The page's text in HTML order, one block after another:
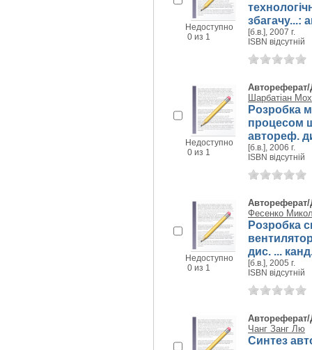
Недоступно
0 из 1
збагачу...:
[б.в.], 2007 г.
ISBN відсутній
Недоступно
0 из 1
Автореферат/
Шарбатіан
Розробка
процесом
автореф.
[б.в.], 2006 г.
ISBN відсутній
Недоступно
0 из 1
Автореферат/
Фесенко
Розробка
дис. ...
[б.в.], 2005 г.
ISBN відсутній
Автореферат/
Чанг Занг Лю
Синтез